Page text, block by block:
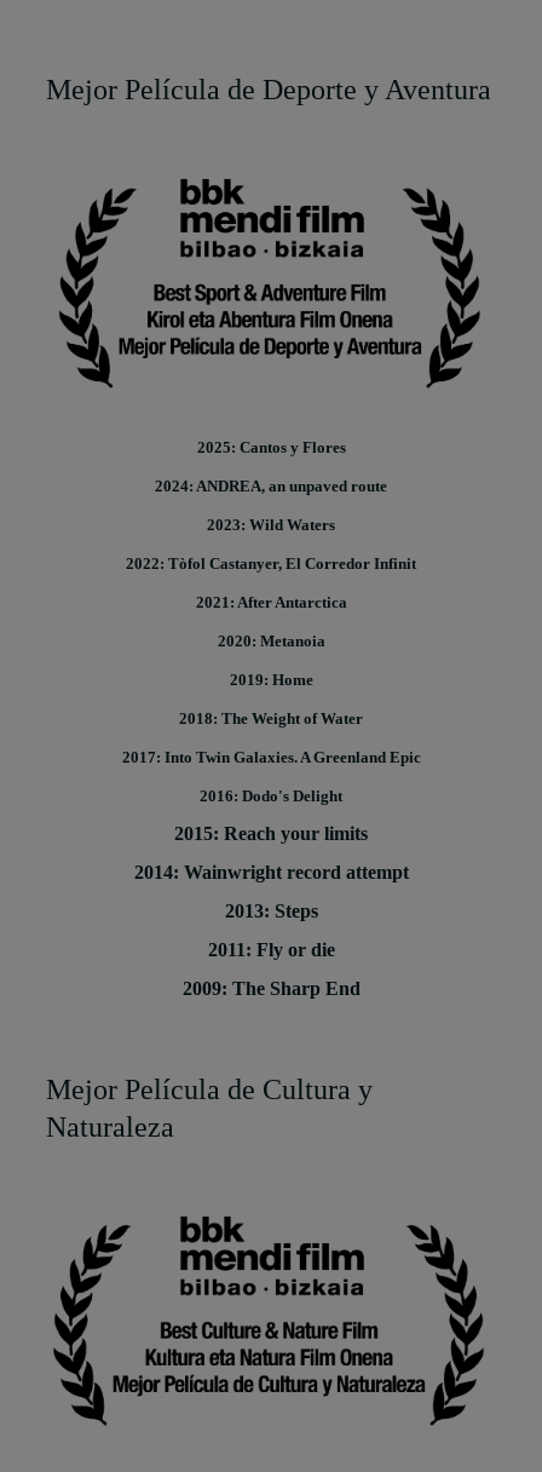
Mejor Película de Deporte y Aventura
2025: Cantos y Flores
2024: ANDREA, an unpaved route
2023: Wild Waters
2022: Tòfol Castanyer, El Corredor Infinit
2021: After Antarctica
2020: Metanoia
2019: Home
2018: The Weight of Water
2017: Into Twin Galaxies. A Greenland Epic
2016: Dodo's Delight
2015: Reach your limits
2014: Wainwright record attempt
2013: Steps
2011: Fly or die
2009: The Sharp End
Mejor Película de Cultura y
Naturaleza